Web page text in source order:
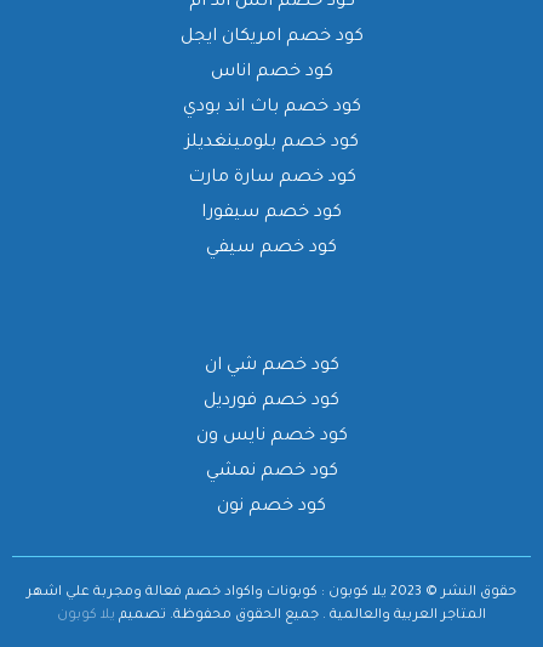
كود خصم امريكان ايجل
كود خصم اناس
كود خصم باث اند بودي
كود خصم بلومينغديلز
كود خصم سارة مارت
كود خصم سيفورا
كود خصم سيفي
كود خصم شي ان
كود خصم فورديل
كود خصم نايس ون
كود خصم نمشي
كود خصم نون
حقوق النشر © 2023 يلا كوبون : كوبونات واكواد خصم فعالة ومجربة علي اشهر
المتاجر العربية والعالمية . جميع الحقوق محفوظة. تصميم يلا كوبون